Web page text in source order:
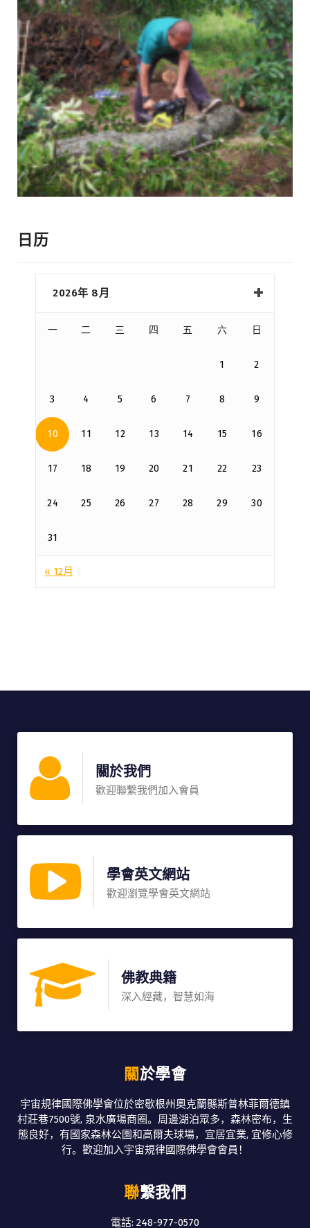
日历
2026年 8月
一 二 三 四 五 六 日
1 2
3 4 5 6 7 8 9
10 11 12 13 14 15 16
17 18 19 20 21 22 23
24 25 26 27 28 29 30
31
« 12月
關於我們
歡迎聯繫我們加入會員
學會英文網站
歡迎瀏覽學會英文網站
佛教典籍
深入經藏，智慧如海
關於學會
宇宙規律國際佛學會位於密歇根州奧克蘭縣斯普林菲爾德鎮
村莊巷7500號, 泉水廣場商圈。周邊湖泊眾多，森林密布，生
態良好，有國家森林公園和高爾夫球場，宜居宜業, 宜修心修
行。歡迎加入宇宙規律國際佛學會會員！
聯繫我們
電話: 248-977-0570